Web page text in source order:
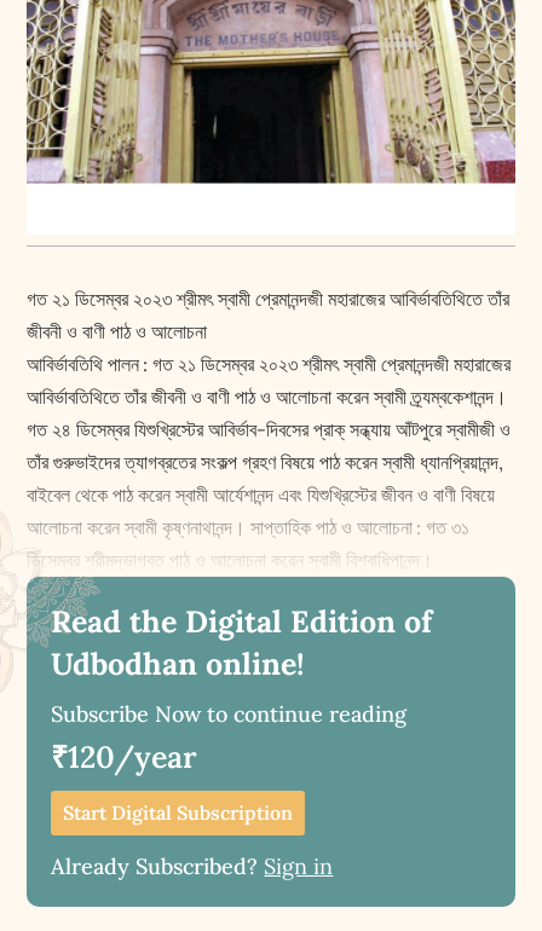
গত ২১ ডিসেম্বর ২০২৩ শ্রীমৎ স্বামী প্রেমানন্দজী মহারাজের আবির্ভাবতিথিতে তাঁর
জীবনী ও বাণী পাঠ ও আলোচনা
আবির্ভাবতিথি পালন : গত ২১ ডিসেম্বর ২০২৩ শ্রীমৎ স্বামী প্রেমানন্দজী মহারাজের
আবির্ভাবতিথিতে তাঁর জীবনী ও বাণী পাঠ ও আলোচনা করেন স্বামী ত্র্যম্বকেশানন্দ।
গত ২৪ ডিসেম্বর যিশুখ্রিস্টের আবির্ভাব-দিবসের প্রাক্ সন্ধ্যায় আঁটপুরে স্বামীজী ও
তাঁর গুরুভাইদের ত্যাগব্রতের সংকল্প গ্রহণ বিষয়ে পাঠ করেন স্বামী ধ্যানপ্রিয়ানন্দ,
বাইবেল থেকে পাঠ করেন স্বামী আর্যেশানন্দ এবং যিশুখ্রিস্টের জীবন ও বাণী বিষয়ে
আলোচনা করেন স্বামী কৃষ্ণনাথানন্দ। সাপ্তাহিক পাঠ ও আলোচনা : গত ৩১
ডিসেম্বর শ্রীমদ্ভাগবত পাঠ ও আলোচনা করেন স্বামী বিশ্বাধিপানন্দ।
Read the Digital Edition of
Udbodhan online!
Subscribe Now to continue reading
₹120/year
Start Digital Subscription
Already Subscribed? Sign in